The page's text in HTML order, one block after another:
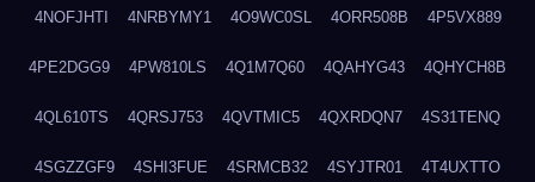
4NOFJHTI 4NRBYMY1 4O9WC0SL 4ORR508B 4P5VX889
4PE2DGG9 4PW810LS 4Q1M7Q60 4QAHYG43 4QHYCH8B
4QL610TS 4QRSJ753 4QVTMIC5 4QXRDQN7 4S31TENQ
4SGZZGF9 4SHI3FUE 4SRMCB32 4SYJTR01 4T4UXTTO